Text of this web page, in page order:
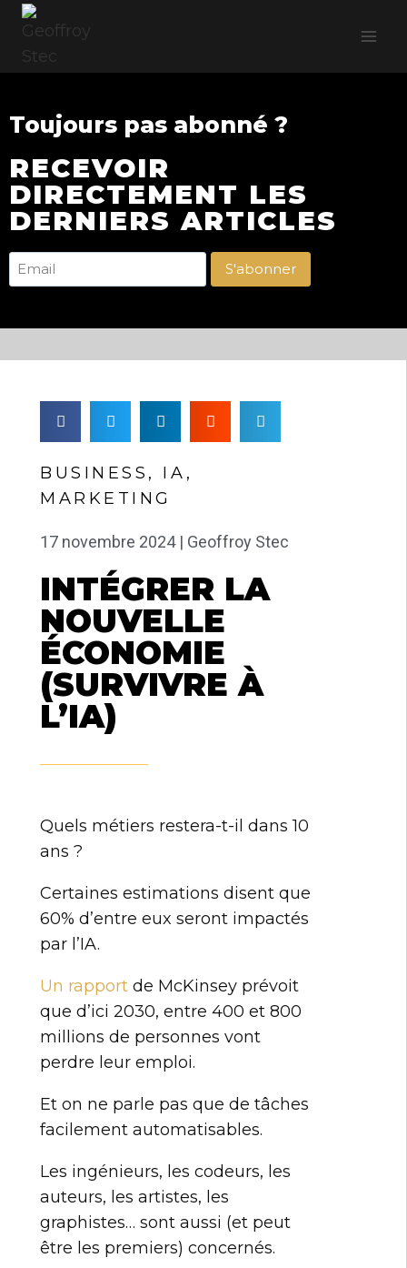
Toujours pas abonné ?
RECEVOIR
DIRECTEMENT LES
DERNIERS ARTICLES
BUSINESS , IA ,
MARKETING
17 novembre 2024 | Geoffroy Stec
INTÉGRER LA
NOUVELLE
ÉCONOMIE
(SURVIVRE À
L’IA)
Quels métiers restera-t-il dans 10
ans ?
Certaines estimations disent que
60% d’entre eux seront impactés
par l’IA.
Un rapport de McKinsey prévoit
que d’ici 2030, entre 400 et 800
millions de personnes vont
perdre leur emploi.
Et on ne parle pas que de tâches
facilement automatisables.
Les ingénieurs, les codeurs, les
auteurs, les artistes, les
graphistes… sont aussi (et peut
être les premiers) concernés.